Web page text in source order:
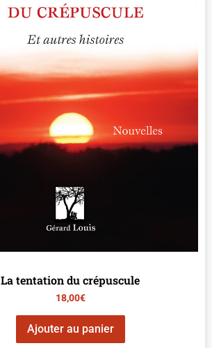
La tentation du crépuscule
18,00€
Ajouter au panier